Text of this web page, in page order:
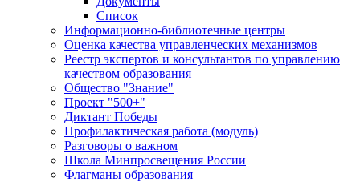
Список
Информационно-библиотечные центры
Оценка качества управленческих механизмов
Реестр экспертов и консультантов по управлению
качеством образования
Общество "Знание"
Проект "500+"
Диктант Победы
Профилактическая работа (модуль)
Разговоры о важном
Школа Минпросвещения России
Флагманы образования